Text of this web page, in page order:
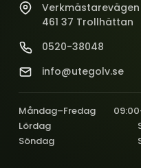
Verkmästarevägen
461 37 Trollhättan
0520-38048
info@utegolv.se
Måndag–Fredag
Lördag
Söndag